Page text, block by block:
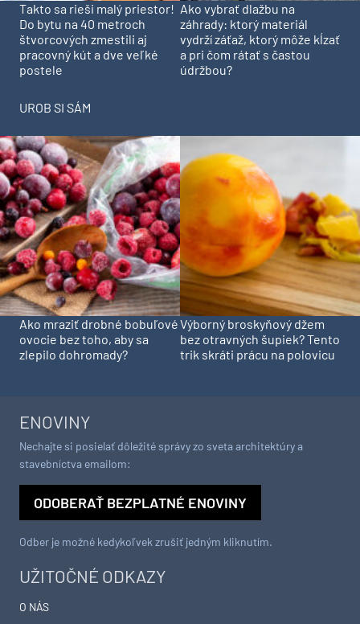
Takto sa rieši malý priestor!
Do bytu na 40 metroch
štvorcových zmestili aj
pracovný kút a dve veľké
postele
Ako vybrať dlažbu na
záhrady: ktorý materiál
vydrží záťaž, ktorý môže kĺzať
a pri čom rátať s častou
údržbou?
UROB SI SÁM
Ako mraziť drobné bobuľové
ovocie bez toho, aby sa
zlepilo dohromady?
Výborný broskyňový džem
bez otravných šupiek? Tento
trik skráti prácu na polovicu
UŽITOČNÉ ODKAZY
O NÁS
ENOVINY
Nechajte si posielať dôležité správy zo sveta architektúry a
stavebníctva emailom:
ODOBERAŤ BEZPLATNÉ ENOVINY
Odber je možné kedykoľvek zrušiť jedným kliknutím.